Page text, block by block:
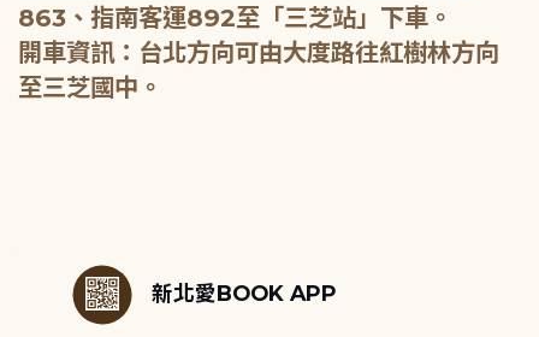
863、指南客運892至「三芝站」下車。
開車資訊：台北方向可由大度路往紅樹林方向
至三芝國中。
新北愛BOOK APP